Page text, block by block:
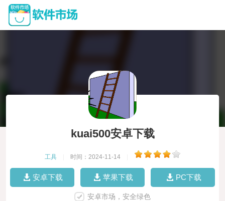
kuai500安卓下载
工具 时间：2024-11-14
安卓下载 苹果下载 PC下载
安卓市场，安全绿色